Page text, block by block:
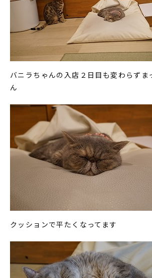
バニラちゃんの入店２日目も変わらずま
ん
クッションで平たくなってます